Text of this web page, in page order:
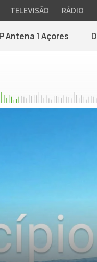
TELEVISÃO RÁDIO
Antena 1 Açores